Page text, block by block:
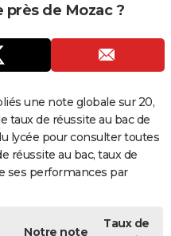
près de Mozac ?
une note globale sur 20,
taux de réussite au bac de
lycée pour consulter toutes
réussite au bac, taux de
ses performances par
Notre note
Taux de